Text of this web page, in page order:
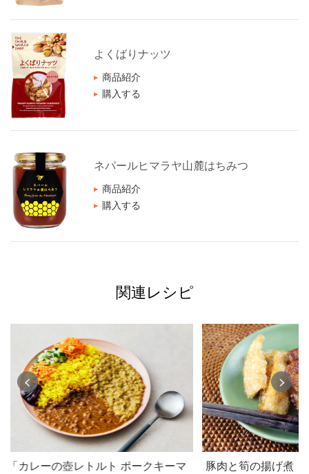
よくばりナッツ
商品紹介
購入する
ネパールヒマラヤ山麓はちみつ
商品紹介
購入する
関連レシピ
「カレーの壺レトルト ポークキーマ
豚肉と筍の揚げ煮